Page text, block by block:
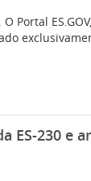
Portal
ES-230